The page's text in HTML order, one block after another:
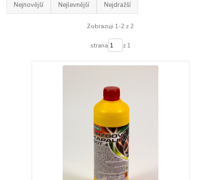
Nejnovější Nejlevnější Nejdražší
Zobrazuji 1-2 z 2
strana z 1